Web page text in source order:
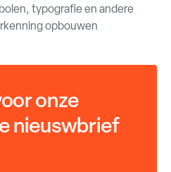
typografie en andere
opbouwen
onze
nieuswbrief